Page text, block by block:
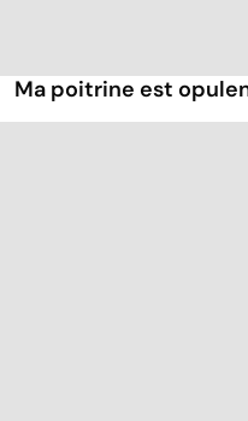
Ma poitrine est